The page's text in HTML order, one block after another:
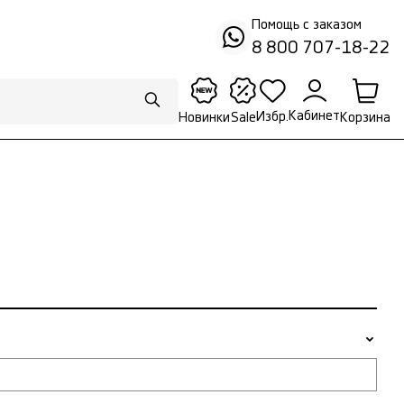
Помощь с заказом
8 800 707-18-22
НовинкиSale Избр. Кабинет Корзина